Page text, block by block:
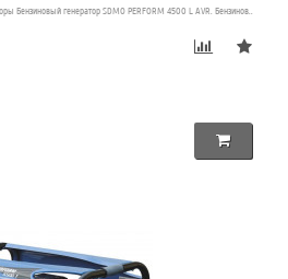
Бензиновый генератор SDMO PERFORM 4500 L AVR. Бензинов..